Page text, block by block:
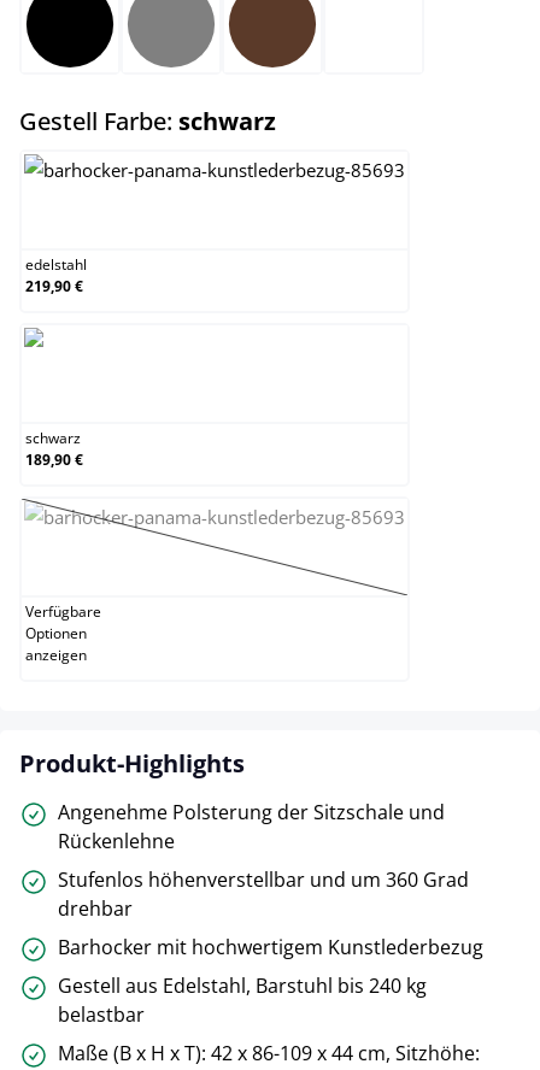
schwarz braun
Gestell Farbe: schwarzauswählen
edelstahl
219,90 €
schwarz
189,90 €
weiß
(Diese Option ist zurzeit nicht verfügbar.)
Verfügbare
Optionen
anzeigen
Produkt-Highlights
Angenehme Polsterung der Sitzschale und
Rückenlehne
Stufenlos höhenverstellbar und um 360 Grad
drehbar
Barhocker mit hochwertigem Kunstlederbezug
Gestell aus Edelstahl, Barstuhl bis 240 kg
belastbar
Maße (B x H x T): 42 x 86-109 x 44 cm, Sitzhöhe: